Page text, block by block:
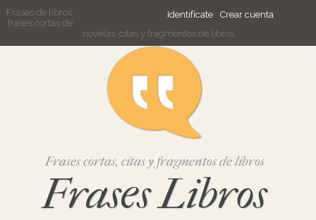
Identifícate Crear cuenta
Frases de libros,
frases cortas de
novelas, citas y fragmentos de libros
Frases cortas, citas y fragmentos de libros
Frases Libros